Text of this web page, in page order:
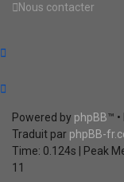
Nous contacter
Powered by phpBB™
Traduit par phpBB-
Time: 0.124s | Peak
11